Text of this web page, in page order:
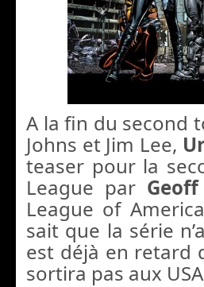
A la fin du second
Johns et Jim Lee,
teaser pour la
League par
League of
sait que la série
est déjà en retard
sortira pas aux